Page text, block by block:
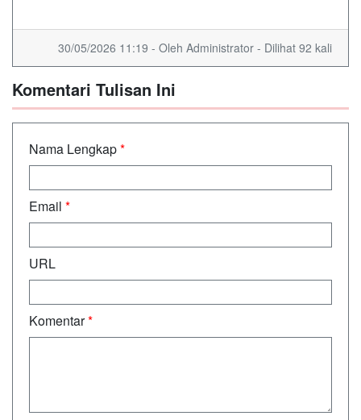
30/05/2026 11:19 - Oleh Administrator - Dilihat 92 kali
Komentari Tulisan Ini
Nama Lengkap*
Email *
URL
Komentar*